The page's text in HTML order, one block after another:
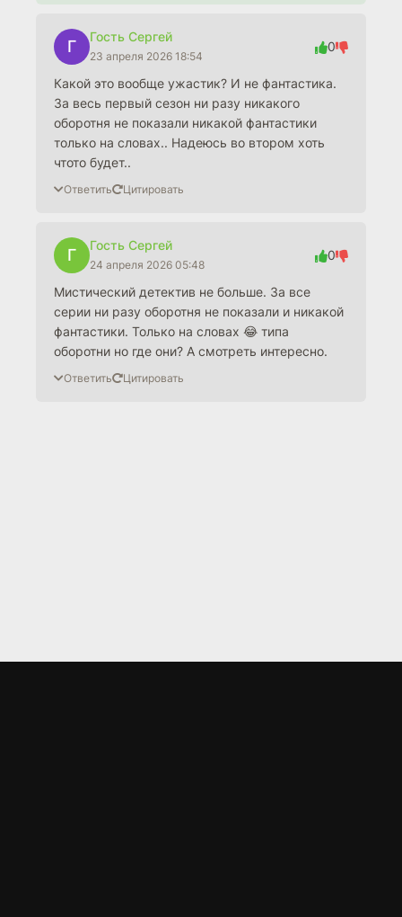
Г
Гость Сергей
23 апреля 2026 18:54
0
Какой это вообще ужастик? И не фантастика.
За весь первый сезон ни разу никакого
оборотня не показали никакой фантастики
только на словах.. Надеюсь во втором хоть
чтото будет..
Ответить Цитировать
Г
Гость Сергей
24 апреля 2026 05:48
0
Мистический детектив не больше. За все
серии ни разу оборотня не показали и никакой
фантастики. Только на словах 😂 типа
оборотни но где они? А смотреть интересно.
Ответить Цитировать